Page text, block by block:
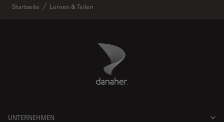
Startseite Lernen & Teilen
Danaher Logo
UNTERNEHMEN